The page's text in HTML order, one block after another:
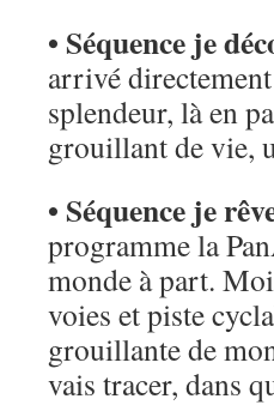
• Séquence je
arrivé
splendeur, là en
grouillant de vie,
• Séquence je
programme la
monde à part.
voies et piste
grouillante de
vais tracer, dans